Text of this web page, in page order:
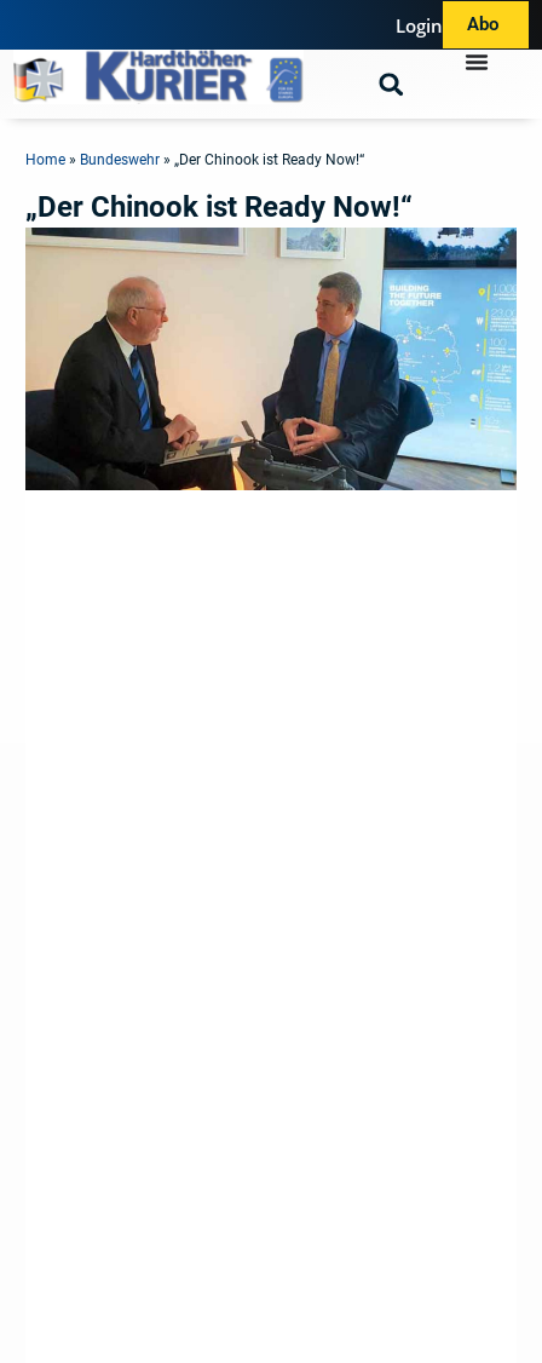
Login Abo
Home » Bundeswehr »„Der Chinook ist Ready Now!“
„Der Chinook ist Ready Now!“